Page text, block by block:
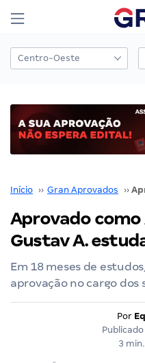
Início ›› Gran Aprovados ››
Aprovado como
Gustav A.
Em 18 meses de
aprovação no cargo dos
Por
3